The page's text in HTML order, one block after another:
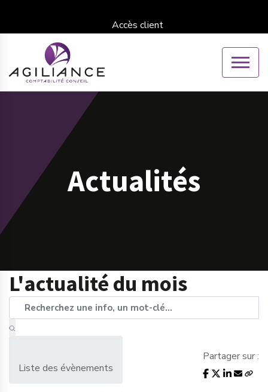
Accès client
Actualités
L'actualité du mois
Liste des évènements
Partager sur :